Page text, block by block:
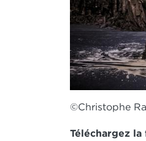
©Christophe
Téléchargez